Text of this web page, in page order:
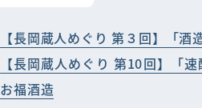
【長岡蔵人めぐり 第３回】「
【長岡蔵人めぐり 第10回】「
お福酒造